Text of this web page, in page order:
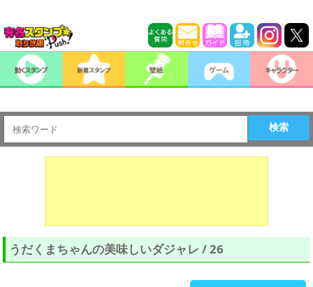
検索
うだくまちゃんの美味しいダジャレ / 26